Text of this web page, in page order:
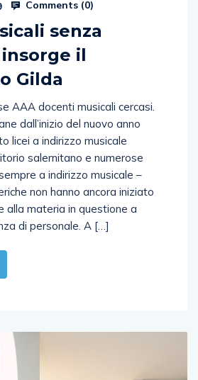
senza
il
AAA docenti musicali cercasi.
dall’inizio del nuovo anno
licei a indirizzo musicale
salernitano e numerose
a indirizzo musicale –
non hanno ancora iniziato
alla materia in questione a